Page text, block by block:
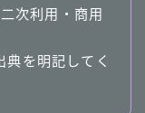
次利用・商用
典を明記してく